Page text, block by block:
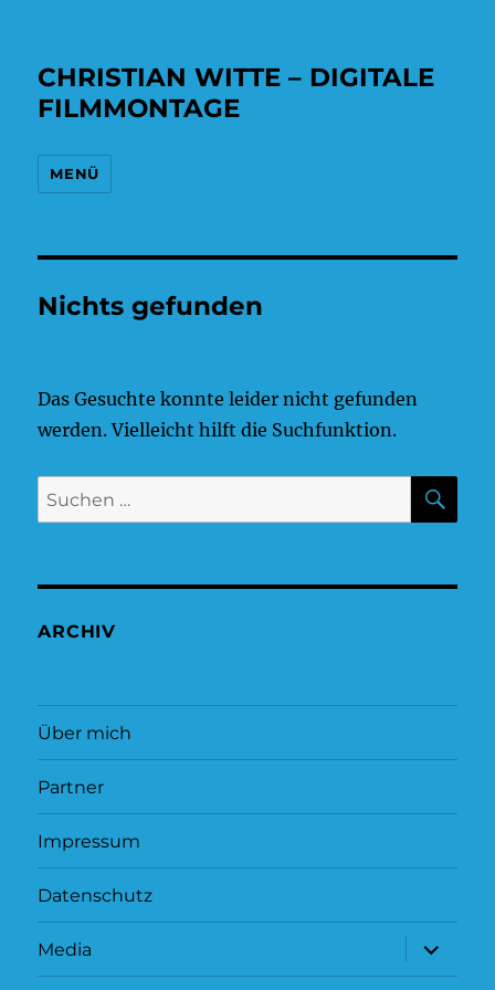
CHRISTIAN WITTE – DIGITALE
FILMMONTAGE
MENÜ
Nichts gefunden
Das Gesuchte konnte leider nicht gefunden
werden. Vielleicht hilft die Suchfunktion.
Suchen
nach:
ARCHIV
Über mich
Partner
Impressum
Datenschutz
Media
öffnen